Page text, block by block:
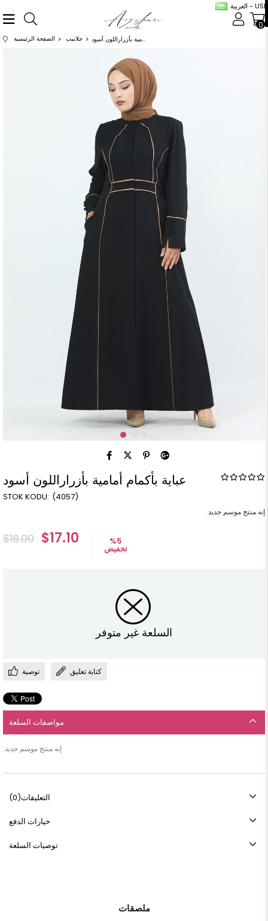
العربية - USD
0
الصفحة الرئيسية جلابيب عباية بأكمام أمامية بأزراراللون أسود
عباية بأكمام أمامية بأزراراللون أسود
(4057)
إنه منتج موسم جديد.
$18.00 $17.10 %5
تخفيض
السلعة غير متوفر
توصية كتابة تعليق
مواصفات السلعة
إنه منتج موسم جديد.
التعليقات(0)
خيارات الدفع
توصيات السلعة
ملصقات